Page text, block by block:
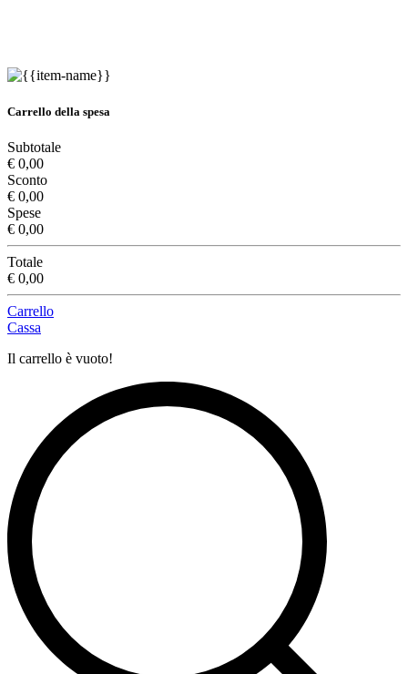
Carrello della spesa
Subtotale
€ 0,00
Sconto
€ 0,00
Spese
€ 0,00
Totale
€ 0,00
Carrello
Cassa
Il carrello è vuoto!